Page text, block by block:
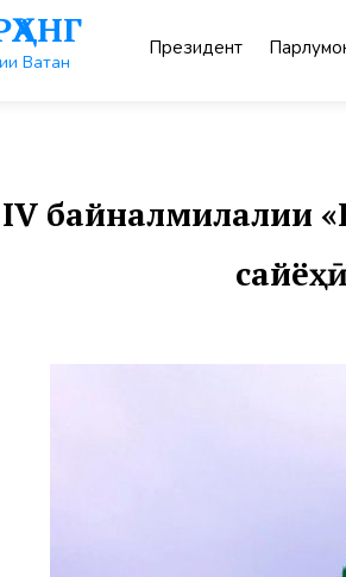
Ватан
Президент
байналмилалии